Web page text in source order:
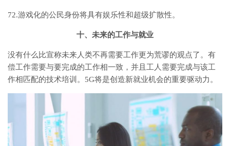
72.游戏化的公民身份将具有娱乐性和超级扩散性。
十、未来的工作与就业
没有什么比宣称未来人类不再需要工作更为荒谬的观点了。有
偿工作需要与要完成的工作相一致，并且工人需要完成与该工
作相匹配的技术培训。5G将是创造新就业机会的重要驱动力。